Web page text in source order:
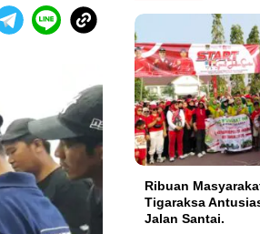
Ribuan
Tigaraksa
Jalan Santai.